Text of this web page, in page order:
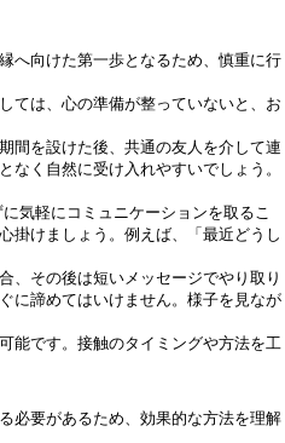
へ向けた第一歩となるため、慎重に行
ては、心の準備が整っていないと、お
間を設けた後、共通の友人を介して連
く自然に受け入れやすいでしょう。
気軽にコミュニケーションを取るこ
掛けましょう。例えば、「最近どうし
、その後は短いメッセージでやり取り
に諦めてはいけません。様子を見なが
能です。接触のタイミングや方法を工
必要があるため、効果的な方法を理解